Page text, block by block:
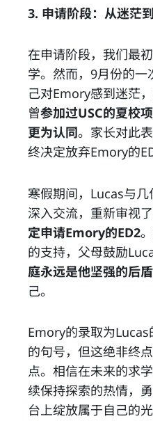
3. 申请阶段：从迷茫
在申请阶段，我们最
学。然而，9月份的一
己对Emory感到迷茫
曾参加过USC的夏校
更为认同。家长对此
终决定放弃Emory的
寒假期间，Lucas与
深入交流，重新审视
定申请Emory的ED2
的支持，父母鼓励
庭永远是他坚强的后盾
己。
Emory的录取为
的句号，但这绝非终
点。相信在未来的求
续保持探索的热情，
台上绽放属于自己的光